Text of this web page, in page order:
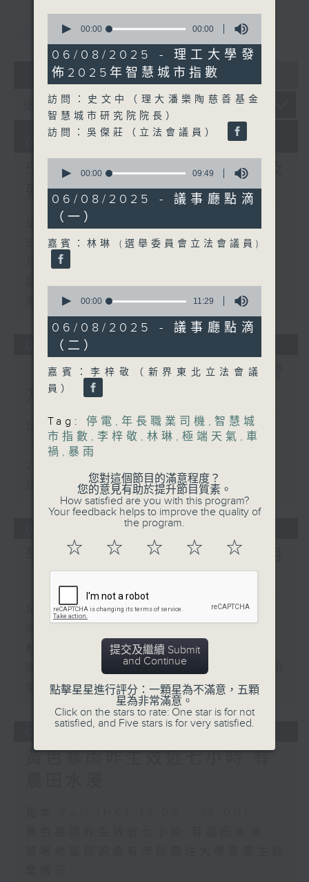
重溫 CATCHUP
07 - 08 2026
5歲男童被虐致死 母親誤殺及
殘酷對待兒童罪成判囚22年
足本 Full (HKT 17:00 - 18:00)
5歲男童被虐致死 母親誤殺及殘酷對待
兒童罪成判囚22年
優化學校書簿津貼計劃等建議
05/08/2026
「Fun Coffee」投資騙案 警
方接獲225宗報案
足本 Full (HKT 17:00 - 18:00)
「Fun Coffee」投資騙案 警方接獲
加強規管放債人首階段措施8月起生效
學界探討以聯校協作模式運用
「智啟學教」撥款
足本 Full (HKT 17:00 - 18:00)
團體關注觸覺引路帶和警示帶物料與應用
情況
03/08/2026
seconds
0
seconds
00:00 00:00
06/08/2025 - 理工大學發
佈2025年智慧城市指數
訪問：史文中（理大潘樂陶慈善基金
智慧城市研究院院長）
訪問：吳傑莊（立法會議員）
seconds
9
minutes,
49
seconds
00:00 09:49
06/08/2025 - 議事廳點滴
（一）
嘉賓：林琳 (選舉委員會立法會議員)
seconds
11
minutes,
29
seconds
00:00 11:29
06/08/2025 - 議事廳點滴
（二）
嘉賓：李梓敬（新界東北立法會議
員）
Tag: 停電 , 年長職業司機 , 智慧城
市指數 , 李梓敬 , 林琳 , 極端天氣 , 車
禍 , 暴雨
您對這個節目的滿意程度？
您的意見有助於提升節目質素。
How satisfied are you with this program?
Your feedback helps to improve the quality of
the program.
☆ ☆ ☆ ☆ ☆
提交及繼續 Submit
and Continue
點擊星星進行評分：一顆星為不滿意，五顆
星為非常滿意。
Click on the stars to rate: One star is for not
satisfied, and Five stars is for very satisfied.